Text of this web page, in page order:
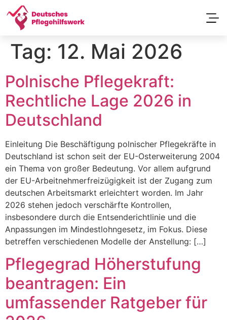
Tag: 12. Mai 2026
Polnische Pflegekraft:
Rechtliche Lage 2026 in
Deutschland
Einleitung Die Beschäftigung polnischer Pflegekräfte in
Deutschland ist schon seit der EU-Osterweiterung 2004
ein Thema von großer Bedeutung. Vor allem aufgrund
der EU-Arbeitnehmerfreizügigkeit ist der Zugang zum
deutschen Arbeitsmarkt erleichtert worden. Im Jahr
2026 stehen jedoch verschärfte Kontrollen,
insbesondere durch die Entsenderichtlinie und die
Anpassungen im Mindestlohngesetz, im Fokus. Diese
betreffen verschiedenen Modelle der Anstellung: […]
Pflegegrad Höherstufung
beantragen: Ein
umfassender Ratgeber für